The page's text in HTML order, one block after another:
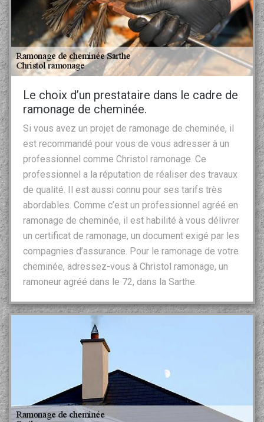
Le choix d’un prestataire dans le cadre de
ramonage de cheminée.
Si vous avez un projet de ramonage de cheminée, il
est recommandé pour vous de vous adresser à un
professionnel comme Christol ramonage. Ce
professionnel a la réputation de réaliser des travaux
de qualité. Il est aussi connu pour ses tarifs très
abordables. Comme c’est un professionnel agréé en
ramonage de cheminée, il est habilité à vous délivrer
un certificat de ramonage, un document exigé par les
compagnies d’assurance. Pour le ramonage de votre
cheminée, adressez-vous à Christol ramonage, un
ramoneur agréé dans le 72, dans la Sarthe.